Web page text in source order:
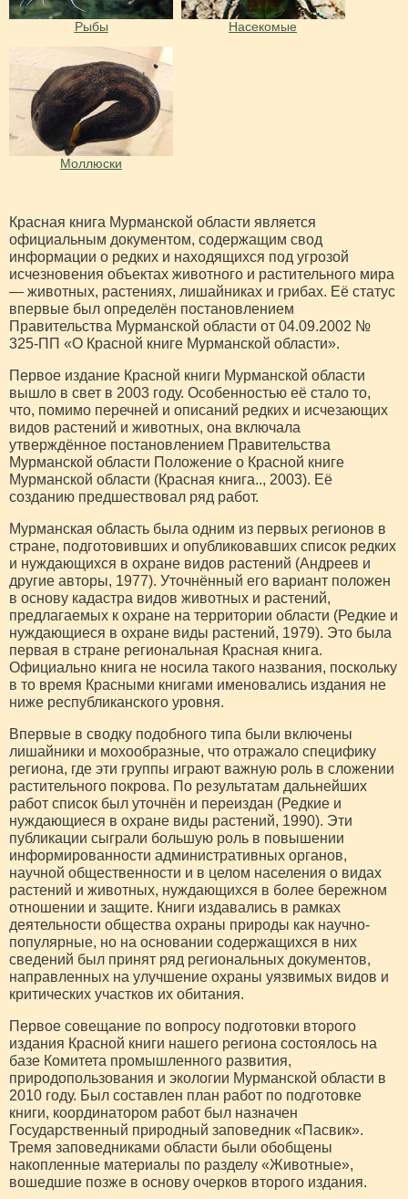
Рыбы Насекомые
Моллюски
Красная книга Мурманской области является
официальным документом, содержащим свод
информации о редких и находящихся под угрозой
исчезновения объектах животного и растительного мира
— животных, растениях, лишайниках и грибах. Её статус
впервые был определён постановлением
Правительства Мурманской области от 04.09.2002 №
325-ПП «О Красной книге Мурманской области».
Первое издание Красной книги Мурманской области
вышло в свет в 2003 году. Особенностью её стало то,
что, помимо перечней и описаний редких и исчезающих
видов растений и животных, она включала
утверждённое постановлением Правительства
Мурманской области Положение о Красной книге
Мурманской области (Красная книга.., 2003). Её
созданию предшествовал ряд работ.
Мурманская область была одним из первых регионов в
стране, подготовивших и опубликовавших список редких
и нуждающихся в охране видов растений (Андреев и
другие авторы, 1977). Уточнённый его вариант положен
в основу кадастра видов животных и растений,
предлагаемых к охране на территории области (Редкие и
нуждающиеся в охране виды растений, 1979). Это была
первая в стране региональная Красная книга.
Официально книга не носила такого названия, поскольку
в то время Красными книгами именовались издания не
ниже республиканского уровня.
Впервые в сводку подобного типа были включены
лишайники и мохообразные, что отражало специфику
региона, где эти группы играют важную роль в сложении
растительного покрова. По результатам дальнейших
работ список был уточнён и переиздан (Редкие и
нуждающиеся в охране виды растений, 1990). Эти
публикации сыграли большую роль в повышении
информированности административных органов,
научной общественности и в целом населения о видах
растений и животных, нуждающихся в более бережном
отношении и защите. Книги издавались в рамках
деятельности общества охраны природы как научно-
популярные, но на основании содержащихся в них
сведений был принят ряд региональных документов,
направленных на улучшение охраны уязвимых видов и
критических участков их обитания.
Первое совещание по вопросу подготовки второго
издания Красной книги нашего региона состоялось на
базе Комитета промышленного развития,
природопользования и экологии Мурманской области в
2010 году. Был составлен план работ по подготовке
книги, координатором работ был назначен
Государственный природный заповедник «Пасвик».
Тремя заповедниками области были обобщены
накопленные материалы по разделу «Животные»,
вошедшие позже в основу очерков второго издания.